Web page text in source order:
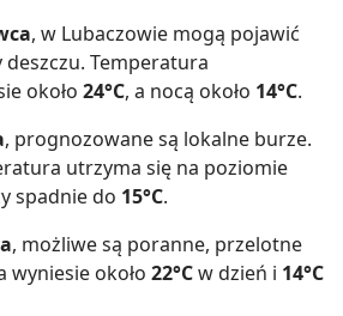
, w Lubaczowie mogą pojawić
Temperatura
około 24°C, a nocą około 14°C.
, prognozowane są lokalne burze.
utrzyma się na poziomie
spadnie do 15°C.
, możliwe są poranne, przelotne
wyniesie około 22°Cw dzień i 14°C